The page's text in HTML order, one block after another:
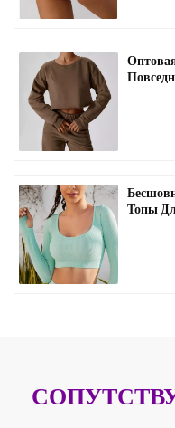
Топы